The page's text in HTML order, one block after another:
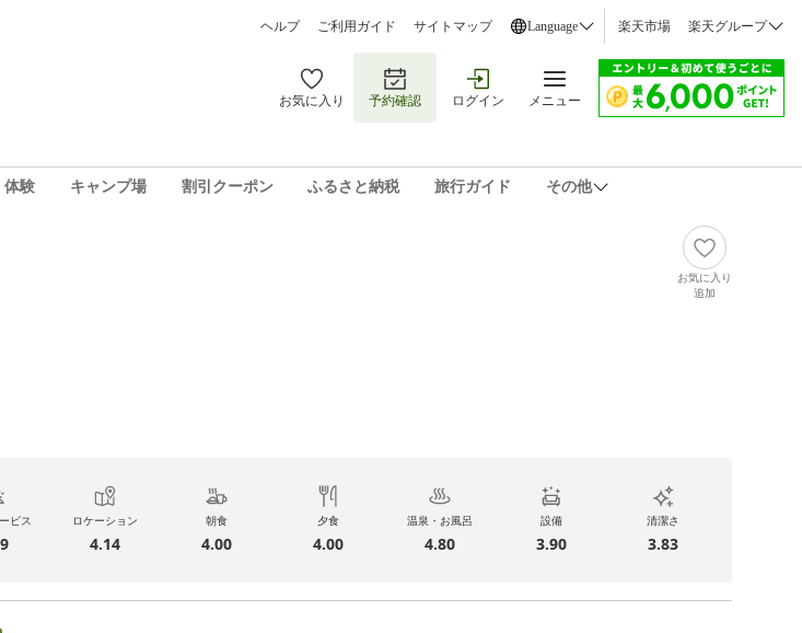
ヘルプ ご利用ガイド サイトマップ Language 楽天市場 楽天グループ
お気に入り 予約確認 ログイン メニュー
体験 キャンプ場 割引クーポン ふるさと納税 旅行ガイド その他
お気に入り
追加
ビス ロケーション
4.14
朝食
4.00
夕食
4.00
温泉・お風呂
4.80
設備
3.90
清潔さ
3.83